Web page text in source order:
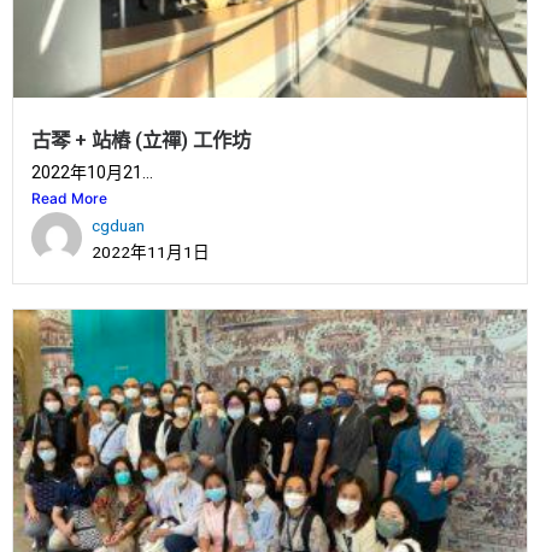
古琴 + 站樁 (立禪) 工作坊
2022年10月21...
Read More
cgduan
2022年11月1日